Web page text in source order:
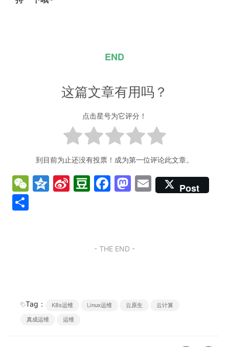
END
这篇文章有用吗？
点击星号为它评分！
到目前为止还没有投票！成为第一位评论此文章。
W Q
Si D
a
F
b
k
M
d
E
m
Post
- THE END -
Tag： K8s运维 Linux运维 云原生
云计算
真成运维
运维